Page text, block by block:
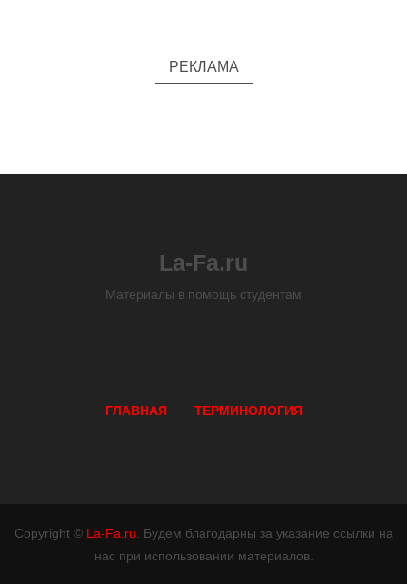
РЕКЛАМА
La-Fa.ru
Материалы в помощь студентам
ГЛАВНАЯ ТЕРМИНОЛОГИЯ
Copyright © La-Fa.ru . Будем благодарны за указание ссылки на
нас при использовании материалов.